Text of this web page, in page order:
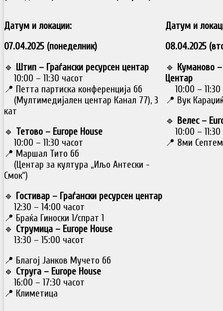
Датум и локации:
07.04.2025 (понеделник)
🔹 Штип – Граѓански ресурсен центар
10:00 – 11:30 часот
📍 Петта партиска конференција бб
(Мултимедијален центар Канал 77), 3
кат
🔹 Тетово – Europe House
10:00 – 11:30 часот
📍 Маршал Тито бб
(Центар за култура „Иљо Антески -
Смок“)
🔹 Гостивар – Граѓански ресурсен центар
12:30 – 14:00 часот
📍 Браќа Гиноски 1/спрат 1
🔹 Струмица – Europe House
13:30 – 15:00 часот
📍 Благој Јанков Мучето бб
🔹 Струга – Europe House
16:00 – 17:30 часот
📍 Климетица
Датум и
08.04.2025
🔹 Куманово
Центар
10:00 – 11:30
📍 Вук
🔹 Велес –
10:00 – 11:30
📍 8ми